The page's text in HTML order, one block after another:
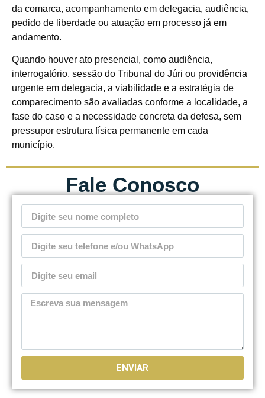
da comarca, acompanhamento em delegacia, audiência,
pedido de liberdade ou atuação em processo já em
andamento.
Quando houver ato presencial, como audiência,
interrogatório, sessão do Tribunal do Júri ou providência
urgente em delegacia, a viabilidade e a estratégia de
comparecimento são avaliadas conforme a localidade, a
fase do caso e a necessidade concreta da defesa, sem
pressupor estrutura física permanente em cada
município.
Fale Conosco
ENVIAR